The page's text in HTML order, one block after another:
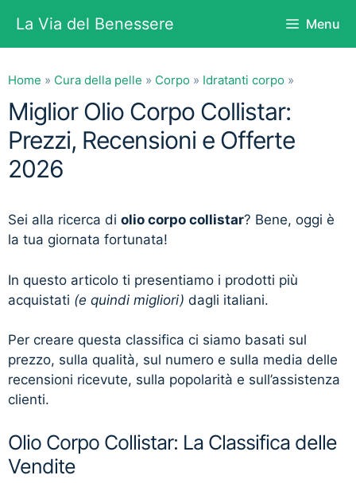
contenuto
La Via del Benessere Menu
Home » Cura della pelle » Corpo » Idratanti corpo »
Miglior Olio Corpo Collistar:
Prezzi, Recensioni e Offerte
2026
Sei alla ricerca di olio corpo collistar? Bene, oggi è
la tua giornata fortunata!
In questo articolo ti presentiamo i prodotti più
acquistati (e quindi migliori) dagli italiani.
Per creare questa classifica ci siamo basati sul
prezzo, sulla qualità, sul numero e sulla media delle
recensioni ricevute, sulla popolarità e sull’assistenza
clienti.
Olio Corpo Collistar: La Classifica delle
Vendite